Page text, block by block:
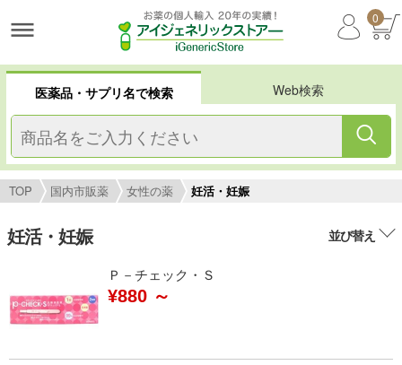
0
医薬品・サプリ名で検索 Web検索
TOP 国内市販薬 女性の薬 妊活・妊娠
妊活・妊娠 並び替え
Ｐ－チェック・Ｓ
¥880 ～